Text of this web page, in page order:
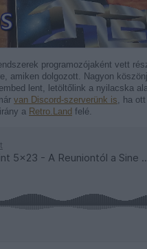
programozójaként vett
amiken dolgozott. Nagyon
lent, letöltőlink a nyilacska
van Discord-szerverünk is, ha
a Retro.Land felé.